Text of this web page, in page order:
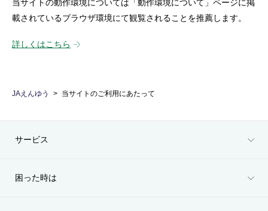
当サイトの動作環境については「動作環境について」ページに掲
載されているブラウザ環境にて観覧されることを推薦します。
詳しくはこちら
JAえんゆう 当サイトのご利用にあたって
サービス
困った時は